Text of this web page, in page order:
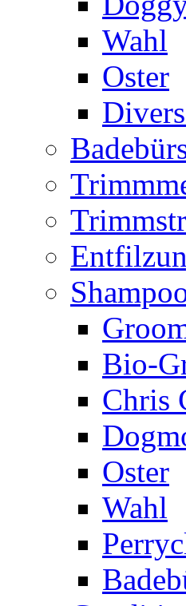
Wahl
Oster
Bio-
Chris
Oster
Wahl